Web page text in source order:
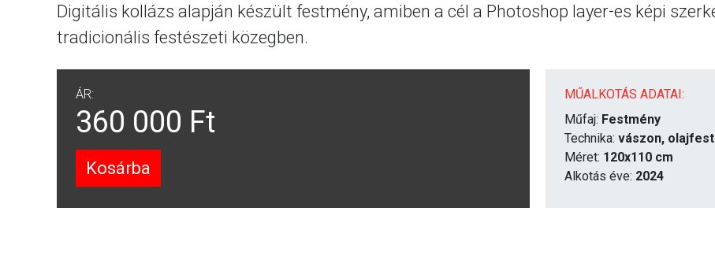
Digitális kollázs alapján készült festmény, amiben a cél a Photoshop layer-es képi
tradicionális festészeti közegben.
ÁR:
360 000 Ft
Kosárba
MŰALKOTÁS ADATAI:
Műfaj: Festmény
Technika: vászon,
Méret: 120x110 cm
Alkotás éve: 2024